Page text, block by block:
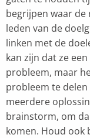
begrijpen waar
leden van de
linken met de
kan zijn dat ze
probleem, maar
probleem te
meerdere
brainstorm, om
komen. Houd ook